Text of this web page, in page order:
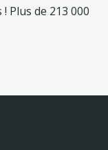
Plus de 213 000